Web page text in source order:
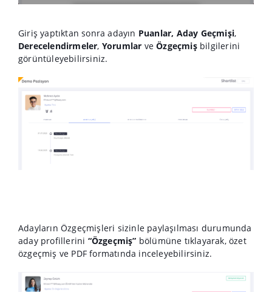
Giriş yaptıktan sonra adayın Puanlar, Aday Geçmişi,
Derecelendirmeler, Yorumlar veÖzgeçmişbilgilerini
görüntüleyebilirsiniz.
Adayların Özgeçmişleri sizinle paylaşılması durumunda
aday profillerini “Özgeçmiş” bölümüne tıklayarak, özet
özgeçmiş ve PDF formatında inceleyebilirsiniz.